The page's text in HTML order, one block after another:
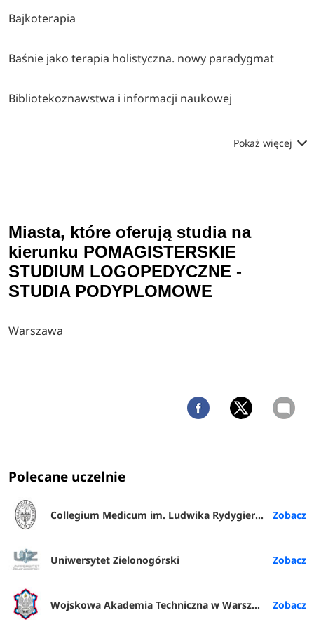
Bajkoterapia
Baśnie jako terapia holistyczna. nowy paradygmat
Bibliotekoznawstwa i informacji naukowej
Pokaż więcej
Miasta, które oferują studia na
kierunku POMAGISTERSKIE
STUDIUM LOGOPEDYCZNE -
STUDIA PODYPLOMOWE
Warszawa
Polecane uczelnie
Collegium Medicum im. Ludwika Rydygiera w Bydgoszczy
Uniwersytet Zielonogórski
Wojskowa Akademia Techniczna w Warszawie